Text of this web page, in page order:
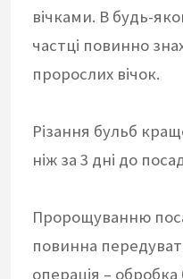
вічками. В будь-
частці повинно
пророслих вічок.
Різання бульб
ніж за 3 дні до
Пророщуванню
повинна
операція –